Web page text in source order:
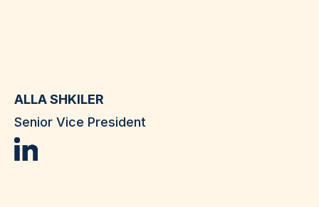
ALLA SHKILER
Senior Vice President